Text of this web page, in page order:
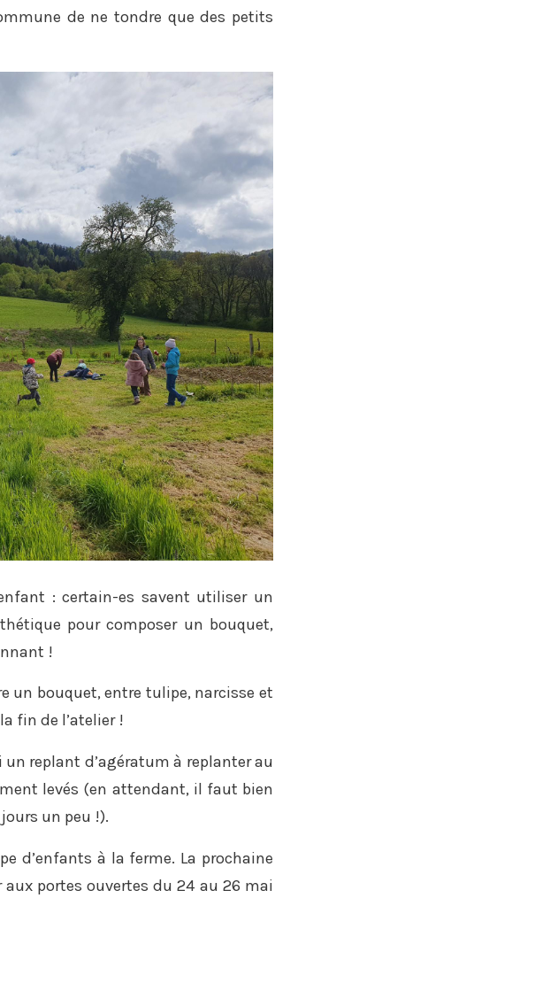
de ne tondre que des petits
: certain-es savent utiliser un
pour composer un bouquet,
!
un bouquet, entre tulipe, narcisse et
fin de l’atelier !
replant d’agératum à replanter au
levés (en attendant, il faut bien
un peu !).
d’enfants à la ferme. La prochaine
portes ouvertes du 24 au 26 mai